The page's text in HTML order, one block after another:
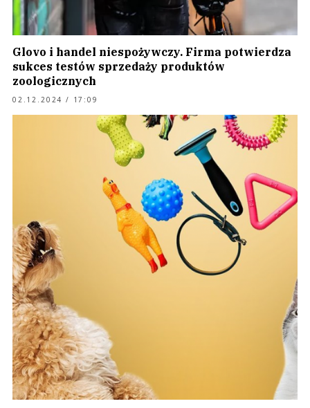
Glovo i handel niespożywczy. Firma potwierdza
sukces testów sprzedaży produktów
zoologicznych
02.12.2024 / 17:09